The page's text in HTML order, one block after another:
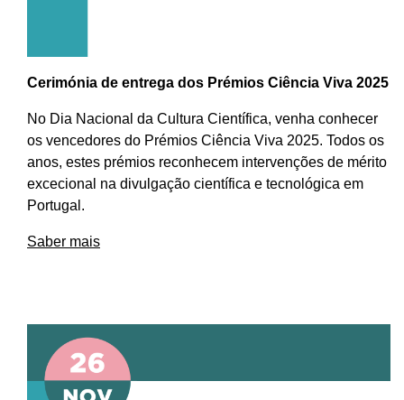
Cerimónia de entrega dos Prémios Ciência Viva 2025
No Dia Nacional da Cultura Científica, venha conhecer
os vencedores do Prémios Ciência Viva 2025. Todos os
anos, estes prémios reconhecem intervenções de mérito
excecional na divulgação científica e tecnológica em
Portugal.
Saber mais